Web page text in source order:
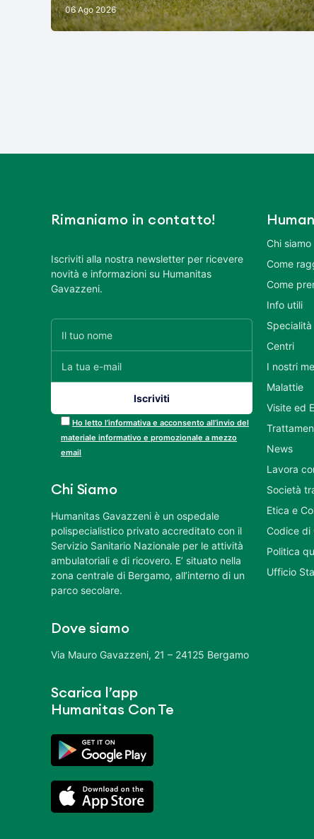
06 Ago 2026
Rimaniamo in contatto!
Iscriviti alla nostra newsletter per ricevere
novità e informazioni su Humanitas
Gavazzeni.
Ho letto l’informativa e acconsento all’invio del
materiale informativo e promozionale a mezzo
email
Chi Siamo
Humanitas Gavazzeni è un ospedale
polispecialistico privato accreditato con il
Servizio Sanitario Nazionale per le attività
ambulatoriali e di ricovero. E’ situato nella
zona centrale di Bergamo, all’interno di un
parco secolare.
Dove siamo
Via Mauro Gavazzeni, 21 – 24125 Bergamo
Scarica l’app
Humanitas Con Te
Chi siamo
Come
Come
Info utili
Specialità
Centri
I nostri
Malattie
Visite ed
News
Lavora
Società
Etica e
Codice di
Politica
Ufficio